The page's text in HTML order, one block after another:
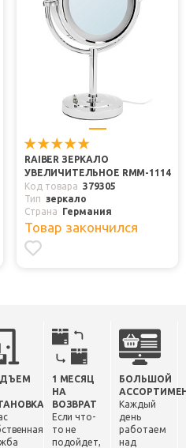
RAIBER ЗЕРКАЛО
УВЕЛИЧИТЕЛЬНОЕ RMM-1114
Код товара 379305
Тип зеркало
Страна
Германия
Товар закончился
1 МЕСЯЦ
НА
ВОЗВРАТ
Если что-
то не
подойдет,
БОЛЬШОЙ
Каждый
день
работаем
над